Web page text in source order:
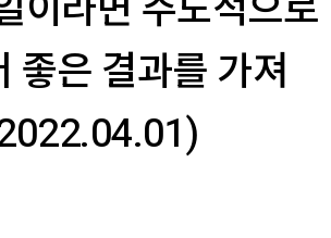
좋은 결과를 가져